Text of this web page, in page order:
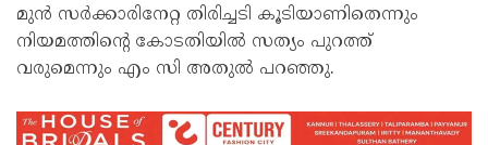
മുൻ സർക്കാരിനേറ്റ തിരിച്ചടി കൂടിയാണിതെന്നും
നിയമത്തിന്റെ കോടതിയിൽ സത്യം പുറത്ത്
വരുമെന്നും എം സി അതുൽ പറഞ്ഞു.